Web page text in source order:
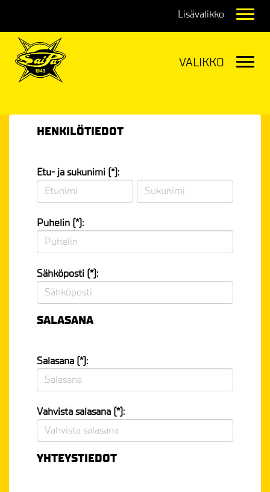
HENKILÖTIEDOT
Etu- ja sukunimi (*):
Puhelin (*):
Sähköposti (*):
SALASANA
Salasana (*):
Vahvista salasana (*):
YHTEYSTIEDOT